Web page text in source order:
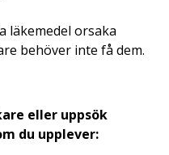
läkemedel orsaka
behöver inte få dem.
eller uppsök
du upplever: